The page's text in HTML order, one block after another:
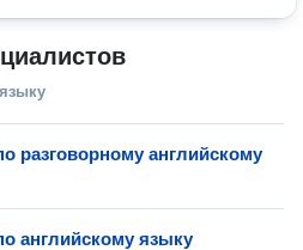
разговорному английскому
английскому языку